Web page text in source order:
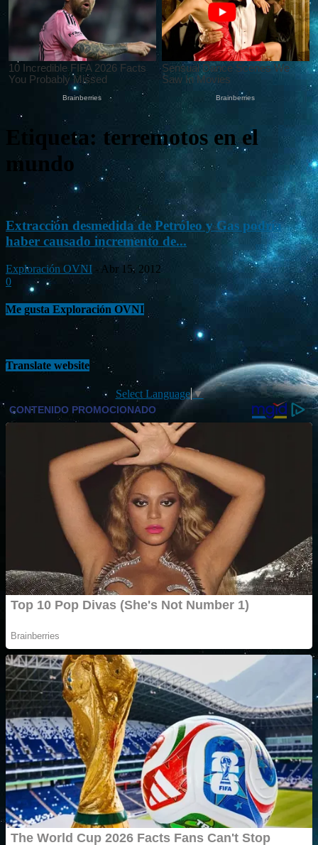
Etiqueta: terremotos en el
mundo
Extracción desmedida de Petróleo y Gas podría
haber causado incremento de...
Exploración OVNI - Abr 15, 2012
0
Me gusta Exploración OVNI
Translate website
Select Language▼